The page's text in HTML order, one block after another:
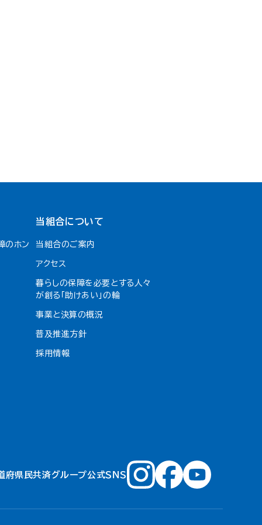
のホン
当組合について
当組合のご案内
アクセス
暮らしの保障を必要とする人々
が創る「助けあい」の輪
事業と決算の概況
普及推進方針
採用情報
府県民共済グループ公式ＳＮＳ